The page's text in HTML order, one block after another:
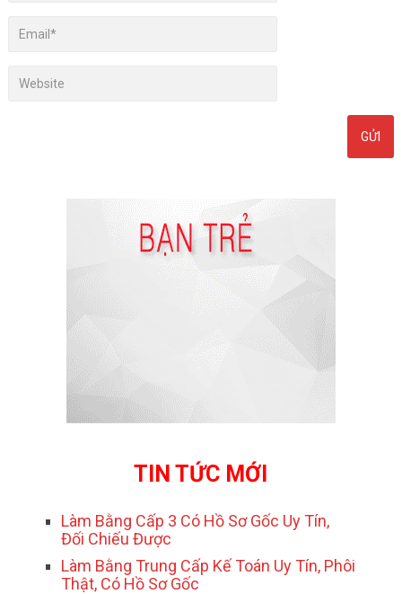
TIN TỨC MỚI
Làm Bằng Cấp 3 Có Hồ Sơ Gốc Uy Tín,
Đối Chiếu Được
Làm Bằng Trung Cấp Kế Toán Uy Tín, Phôi
Thật, Có Hồ Sơ Gốc